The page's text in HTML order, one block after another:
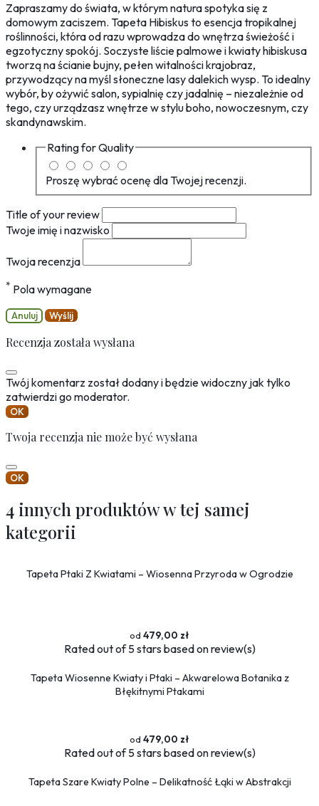
Zapraszamy do świata, w którym natura spotyka się z
domowym zaciszem. Tapeta Hibiskus to esencja tropikalnej
roślinności, która od razu wprowadza do wnętrza świeżość i
egzotyczny spokój. Soczyste liście palmowe i kwiaty hibiskusa
tworzą na ścianie bujny, pełen witalności krajobraz,
przywodzący na myśl słoneczne lasy dalekich wysp. To idealny
wybór, by ożywić salon, sypialnię czy jadalnię – niezależnie od
tego, czy urządzasz wnętrze w stylu boho, nowoczesnym, czy
skandynawskim.
Rating forQuality
Proszę wybrać ocenę dla Twojej recenzji.
Title of your review
Twoje imię i nazwisko
Twoja recenzja
* Pola wymagane
Anuluj Wyślij
Recenzja została wysłana
Twój komentarz został dodany i będzie widoczny jak tylko
zatwierdzi go moderator.
OK
Twoja recenzja nie może być wysłana
OK
4 innych produktów w tej samej
kategorii
Tapeta Ptaki Z Kwiatami – Wiosenna Przyroda w Ogrodzie
479,00 zł
Ratedout of 5 stars based onreview(s)
Tapeta Wiosenne Kwiaty i Ptaki – Akwarelowa Botanika z
Błękitnymi Ptakami
479,00 zł
Ratedout of 5 stars based onreview(s)
Tapeta Szare Kwiaty Polne – Delikatność Łąki w Abstrakcji